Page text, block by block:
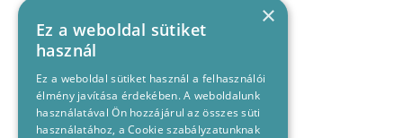
×
Ez a weboldal sütiket
használ
Ez a weboldal sütiket használ a felhasználói
élmény javítása érdekében. A weboldalunk
használatával Ön hozzájárul az összes süti
használatához, a Cookie szabályzatunknak